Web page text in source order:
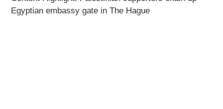
Egyptian embassy gate in The Hague